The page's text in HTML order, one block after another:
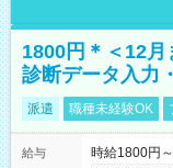
1800円＊＜12
診断データ入力
派遣 職種未経験OK
給与
時給1800円